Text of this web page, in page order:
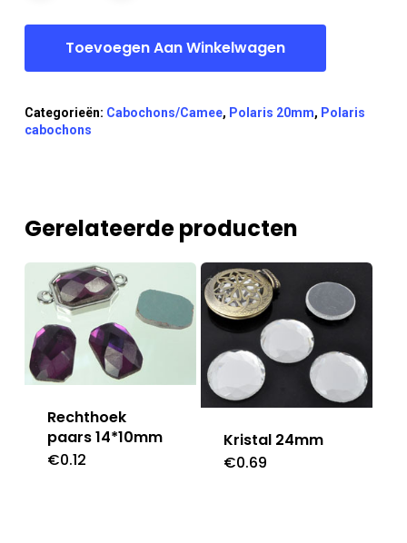
Toevoegen Aan Winkelwagen
Categorieën: Cabochons/Camee, Polaris 20mm, Polaris
cabochons
Gerelateerde producten
Rechthoek
paars 14*10mm
€0.12
Kristal 24mm
€0.69